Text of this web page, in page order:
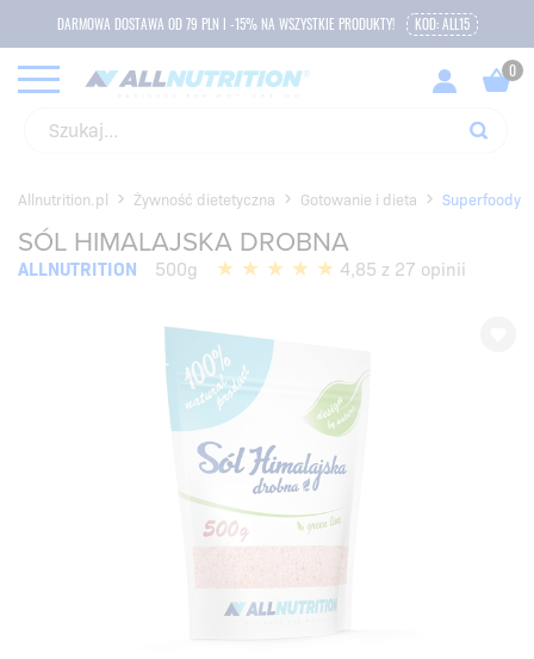
DARMOWA DOSTAWA OD 79 PLN I -15% NA WSZYSTKIE PRODUKTY! KOD: ALL15
Allnutrition.pl Żywność dietetyczna Gotowanie i dieta Superfoody
SÓL HIMALAJSKA DROBNA
ALLNUTRITION 500g 4,85 z 27 opinii